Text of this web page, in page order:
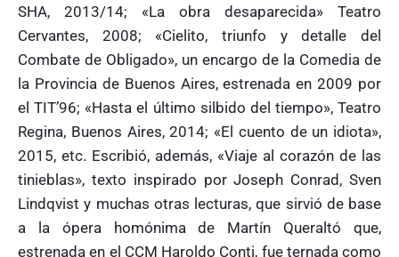
SHA, 2013/14; «La obra desaparecida» Teatro
Cervantes, 2008; «Cielito, triunfo y detalle del
Combate de Obligado», un encargo de la Comedia de
la Provincia de Buenos Aires, estrenada en 2009 por
el TIT’96; «Hasta el último silbido del tiempo», Teatro
Regina, Buenos Aires, 2014; «El cuento de un idiota»,
2015, etc. Escribió, además, «Viaje al corazón de las
tinieblas», texto inspirado por Joseph Conrad, Sven
Lindqvist y muchas otras lecturas, que sirvió de base
a la ópera homónima de Martín Queraltó que,
estrenada en el CCM Haroldo Conti, fue ternada como